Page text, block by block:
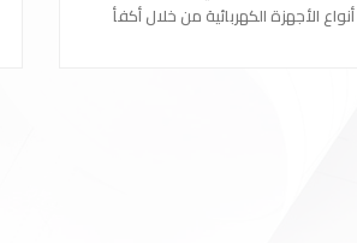
الأجهزة الكهربائية من خلال أكفأ